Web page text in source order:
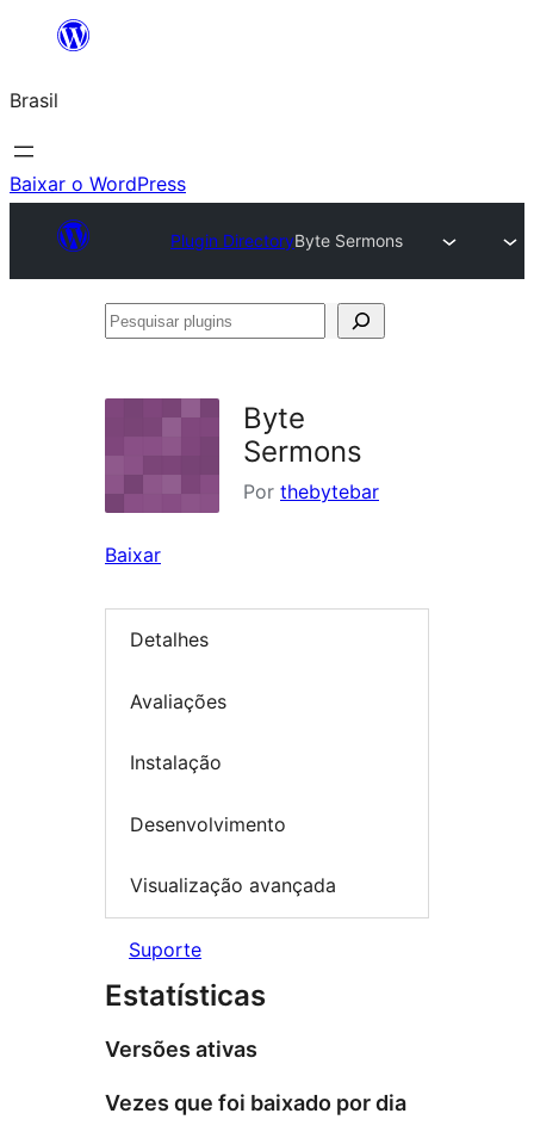
o
conteúdo
Brasil
Baixar o WordPress
Plugin DirectoryByte Sermons
Pesquisar
Byte
Sermons
Por thebytebar
Baixar
Detalhes
Avaliações
Instalação
Desenvolvimento
Visualização avançada
Suporte
Estatísticas
Versões ativas
Vezes que foi baixado por dia